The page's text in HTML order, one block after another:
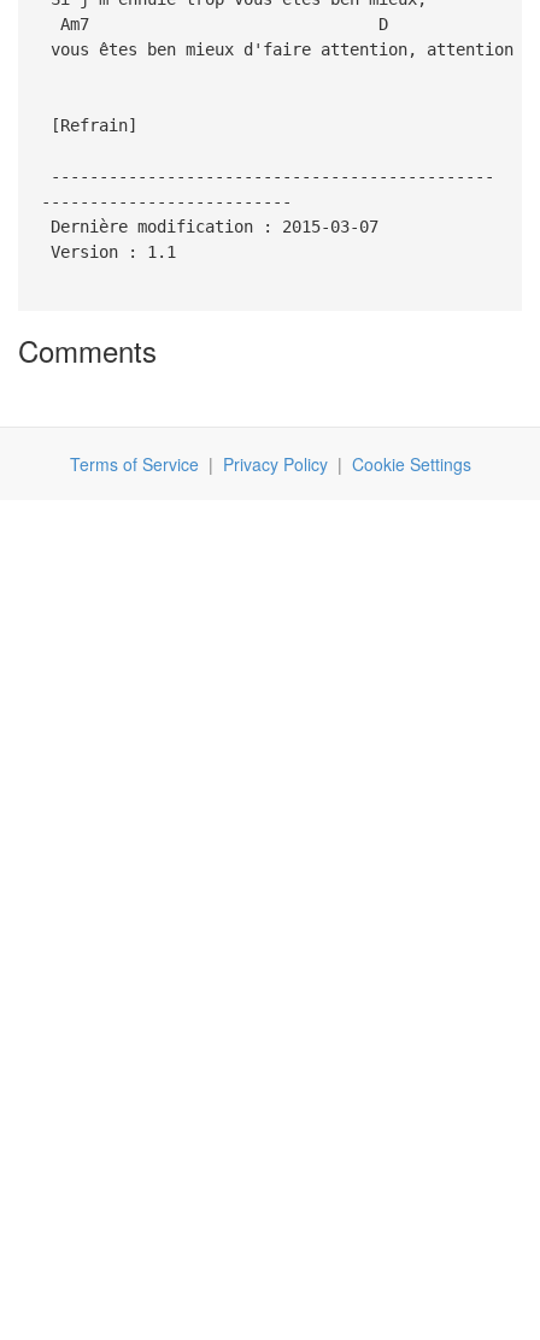
Am7 D
vous êtes ben mieux d'faire attention, attention
[Refrain]
----------------------------------------------
--------------------------
Dernière modification : 2015-03-07
Version : 1.1
Comments
Terms of Service| Privacy Policy| Cookie Settings